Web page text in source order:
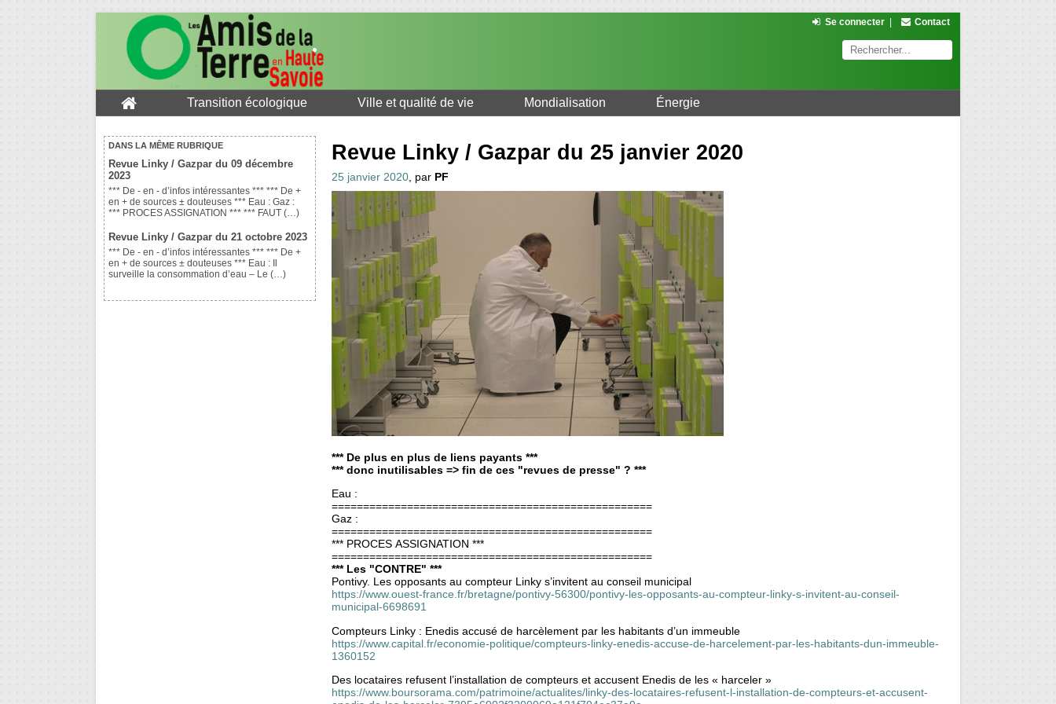
Se connecter Contact
Transition écologique Ville et qualité de vie Mondialisation Énergie
DANS LA MÊME RUBRIQUE
Revue Linky / Gazpar du 09 décembre
2023
*** De - en - d’infos intéressantes *** *** De +
en + de sources ± douteuses *** Eau : Gaz :
*** PROCES ASSIGNATION *** *** FAUT (…)
Revue Linky / Gazpar du 21 octobre 2023
*** De - en - d’infos intéressantes *** *** De +
en + de sources ± douteuses *** Eau : Il
surveille la consommation d’eau – Le (…)
Revue Linky / Gazpar du 25 janvier 2020
25 janvier 2020, par PF
*** De plus en plus de liens payants ***
*** donc inutilisables => fin de ces "revues de presse" ? ***
Eau :
===================================================
Gaz :
===================================================
*** PROCES ASSIGNATION ***
===================================================
*** Les "CONTRE" ***
Pontivy. Les opposants au compteur Linky s’invitent au conseil municipal
https://www.ouest-france.fr/bretagne/pontivy-56300/pontivy-les-opposants-au-compteur-linky-s-invitent-au-conseil-
municipal-6698691
Compteurs Linky : Enedis accusé de harcèlement par les habitants d’un immeuble
https://www.capital.fr/economie-politique/compteurs-linky-enedis-accuse-de-harcelement-par-les-habitants-dun-immeuble-
1360152
Des locataires refusent l’installation de compteurs et accusent Enedis de les « harceler »
https://www.boursorama.com/patrimoine/actualites/linky-des-locataires-refusent-l-installation-de-compteurs-et-accusent-